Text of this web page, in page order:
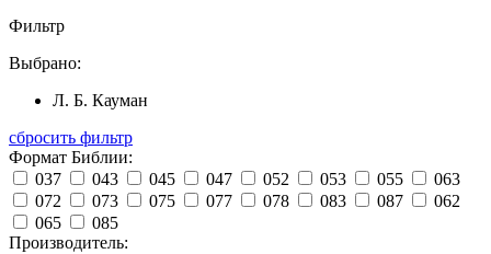
Фильтр
Выбрано:
Л. Б. Кауман
сбросить фильтр
Формат Библии:
037
043 045 047 052 053 055
063
072
073 075 077 078 083 087
062
065
085
Производитель: